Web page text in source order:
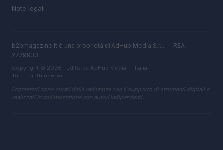
Note legali
b2bmagazine.it è una proprietà di AdHub Media S.r.l. — REA
2729933
Copyright © 2026 · Edito da AdHub Media — Italia
Tutti i diritti riservati
I contenuti sono curati dalla redazione con il supporto di strumenti digitali e
realizzati in collaborazione con autori indipendenti.